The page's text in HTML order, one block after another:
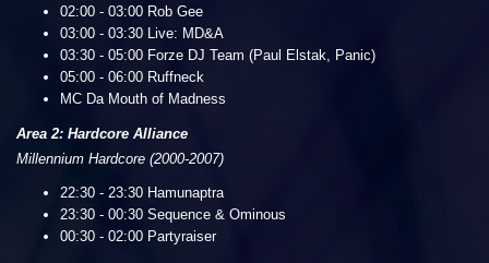
02:00 - 03:00 Rob Gee
03:00 - 03:30 Live: MD&A
03:30 - 05:00 Forze DJ Team (Paul Elstak, Panic)
05:00 - 06:00 Ruffneck
MC Da Mouth of Madness
Area 2: Hardcore Alliance
Millennium Hardcore (2000-2007)
22:30 - 23:30 Hamunaptra
23:30 - 00:30 Sequence & Ominous
00:30 - 02:00 Partyraiser